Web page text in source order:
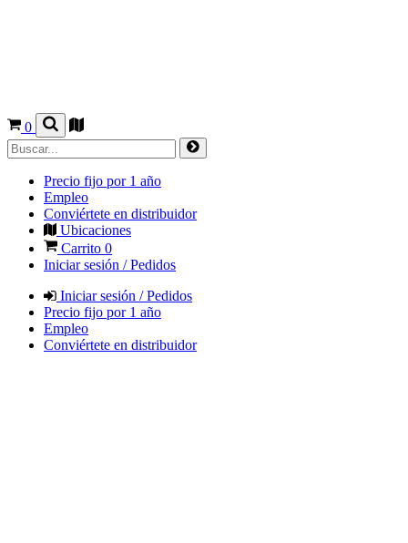
0
Precio fijo por 1 año
Empleo
Conviértete en distribuidor
Ubicaciones
Carrito 0
Iniciar sesión / Pedidos
Iniciar sesión / Pedidos
Precio fijo por 1 año
Empleo
Conviértete en distribuidor